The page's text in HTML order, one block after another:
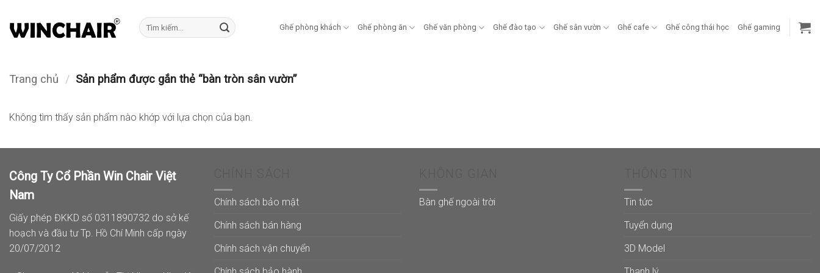
qua
Tìm
kiếm:
Ghế phòng khách Ghế phòng ăn Ghế văn phòng Ghế đào tạo Ghế sân vườn Ghế cafe Ghế công thái học Ghế gaming
Trang chủ / Sản phẩm được gắn thẻ “bàn tròn sân vườn”
Không tìm thấy sản phẩm nào khớp với lựa chọn của bạn.
Công Ty Cổ Phần Win Chair Việt
Nam
Giấy phép ĐKKD số 0311890732 do sở kế
hoạch và đầu tư Tp. Hồ Chí Minh cấp ngày
20/07/2012
Chính sách bảo mật
Chính sách bán hàng
Chính sách vận chuyển
Bàn ghế ngoài trời
Tin tức
Tuyển dụng
3D Model